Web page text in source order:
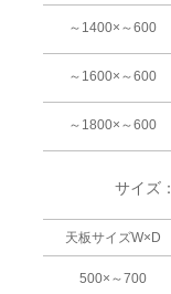
～1400×～600
～1600×～600
～1800×～600
サイズ：
天板サイズW×D
500×～700